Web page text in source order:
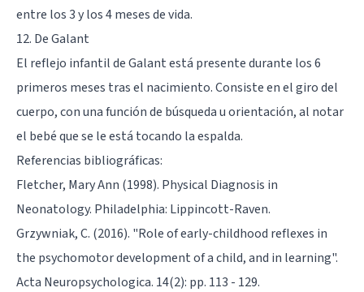
entre los 3 y los 4 meses de vida.
12. De Galant
El reflejo infantil de Galant está presente durante los 6
primeros meses tras el nacimiento. Consiste en el giro del
cuerpo, con una función de búsqueda u orientación, al notar
el bebé que se le está tocando la espalda.
Referencias bibliográficas:
Fletcher, Mary Ann (1998). Physical Diagnosis in
Neonatology. Philadelphia: Lippincott-Raven.
Grzywniak, C. (2016). "Role of early-childhood reflexes in
the psychomotor development of a child, and in learning".
Acta Neuropsychologica. 14(2): pp. 113 - 129.